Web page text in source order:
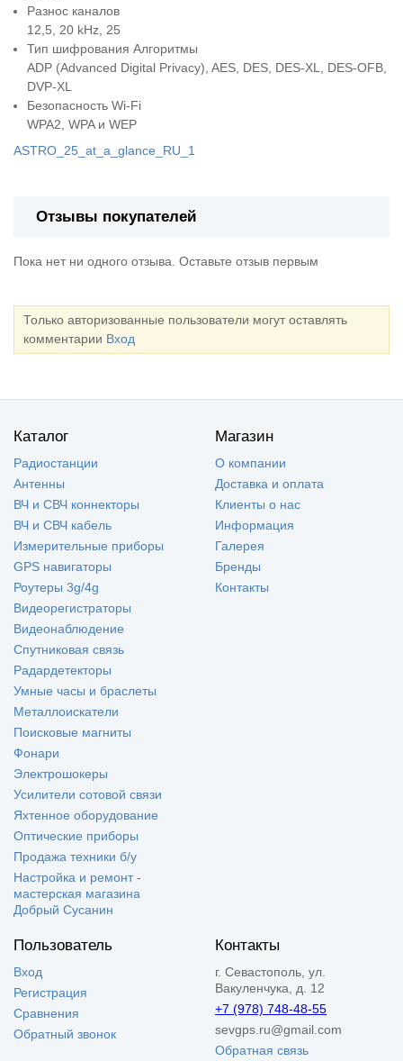
Разнос каналов
12,5, 20 kHz, 25
Тип шифрования Алгоритмы
ADP (Advanced Digital Privacy), AES, DES, DES-XL, DES-OFB,
DVP-XL
Безопасность Wi-Fi
WPA2, WPA и WEP
ASTRO_25_at_a_glance_RU_1
Отзывы покупателей
Пока нет ни одного отзыва. Оставьте отзыв первым
Только авторизованные пользователи могут оставлять
комментарии Вход
Каталог
Радиостанции
Антенны
ВЧ и СВЧ коннекторы
ВЧ и СВЧ кабель
Измерительные приборы
GPS навигаторы
Роутеры 3g/4g
Видеорегистраторы
Видеонаблюдение
Спутниковая связь
Радардетекторы
Умные часы и браслеты
Металлоискатели
Поисковые магниты
Фонари
Электрошокеры
Усилители сотовой связи
Яхтенное оборудование
Оптические приборы
Продажа техники б/у
Настройка и ремонт -
мастерская магазина
Добрый Сусанин
Магазин
О компании
Доставка и оплата
Клиенты о нас
Информация
Галерея
Бренды
Контакты
Пользователь
Вход
Регистрация
Сравнения
Обратный звонок
Контакты
г. Севастополь, ул.
Вакуленчука, д. 12
+7 (978) 748-48-55
sevgps.ru@gmail.com
Обратная связь